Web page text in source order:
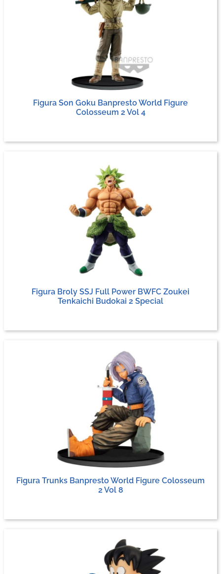
Figura Son Goku Banpresto World Figure
Colosseum 2 Vol 4
Figura Broly SSJ Full Power BWFC Zoukei
Tenkaichi Budokai 2 Special
Figura Trunks Banpresto World Figure Colosseum
2 Vol 8